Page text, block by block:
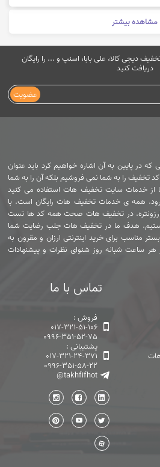
مشاهده بیشتر
دیجی کالا، علی بابا، اسنپ و ... را رایگان
دریافت کنید
عضویت
که در پایین به آن اشاره خواهیم کرد باید عنوان
تخفیف را به شما نمی فروشیم بلکه آن را به شما
خدمات سایت تخفیف هات استفاده می کنید
رود. همه ی خدمات تخفیف هات رایگان است. با
در تخفیف هات صحت همه کد ها تست
هدف ما در تخفیف هات جلب رضایت شما
مناسب برای خرید اینترنتی ارزان و مقرون به
ساعت شبانه روز شنوای نظرات و پیشنهادات
تماس با ما
فروش :
017-321-51-106
0996-351-52-75
پشتیبانی :
017-321-24-371
0996-351-58-22
@takhfifhot